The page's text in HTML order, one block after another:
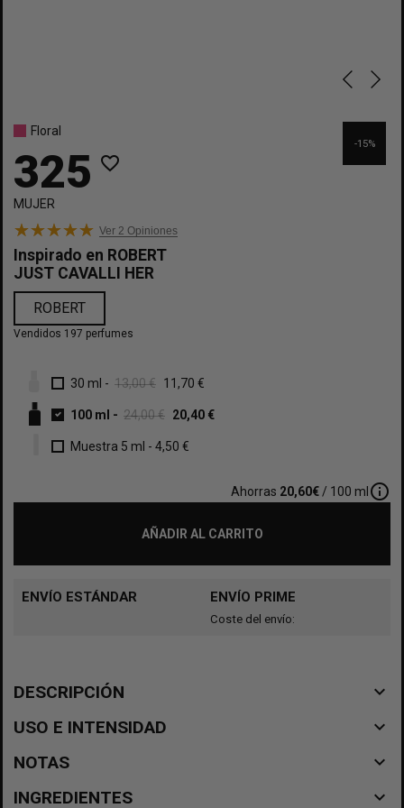
-15%
Floral
325 favorite_border
MUJER
Ver 2 Opiniones
Inspirado en ROBERT
JUST CAVALLI HER
ROBERT
Vendidos 197 perfumes
30 ml - 13,00 € 11,70 €
100 ml - 24,00 € 20,40 €
Muestra 5 ml - 4,50 €
Ahorras 20,60€ / 100 mlinfo_outline
AÑADIR AL CARRITO
ENVÍO ESTÁNDAR ENVÍO PRIME
Coste del envío:
DESCRIPCIÓN navigate_before
USO E INTENSIDAD navigate_before
NOTAS navigate_before
INGREDIENTES navigate_before